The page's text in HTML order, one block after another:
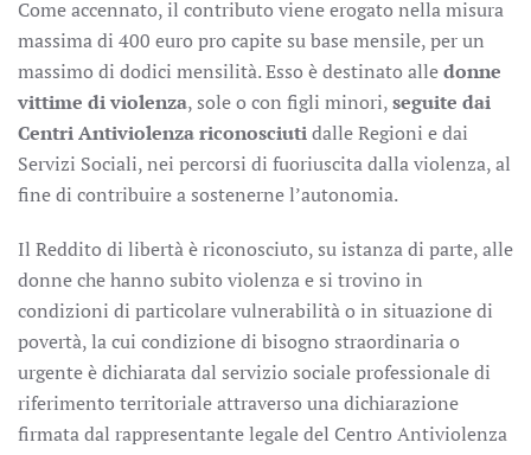
Come accennato, il contributo viene erogato nella misura
massima di 400 euro pro capite su base mensile, per un
massimo di dodici mensilità. Esso è destinato alledonne
vittime di violenza, sole o con figli minori,seguite dai
Centri Antiviolenza riconosciutidalle Regioni e dai
Servizi Sociali, nei percorsi di fuoriuscita dalla violenza, al
fine di contribuire a sostenerne l’autonomia.
Il Reddito di libertà è riconosciuto, su istanza di parte, alle
donne che hanno subito violenza e si trovino in
condizioni di particolare vulnerabilità o in situazione di
povertà, la cui condizione di bisogno straordinaria o
urgente è dichiarata dal servizio sociale professionale di
riferimento territoriale attraverso una dichiarazione
firmata dal rappresentante legale del Centro Antiviolenza